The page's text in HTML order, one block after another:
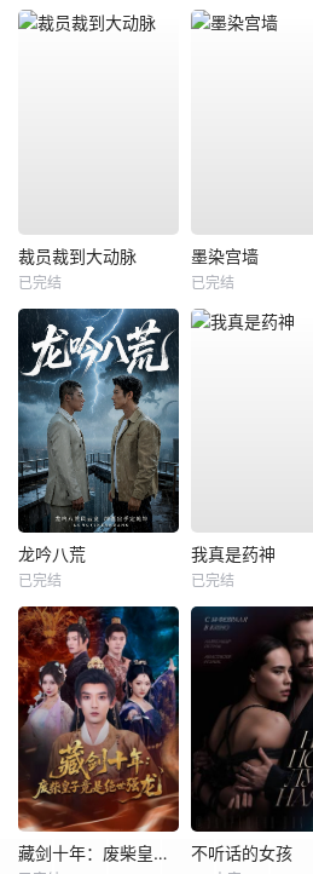
裁员裁到大动脉
已完结
墨染宫墙
已完结
龙吟八荒
已完结
我真是药神
已完结
藏剑十年：废柴皇子竟是绝世强龙 不听话的女孩